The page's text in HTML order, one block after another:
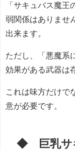
「サキュバス魔
弱関係はありませ
出来ます。
ただし、「悪魔系
効果がある武器は
これは味方だけで
意が必要です。
◆ 巨乳サ